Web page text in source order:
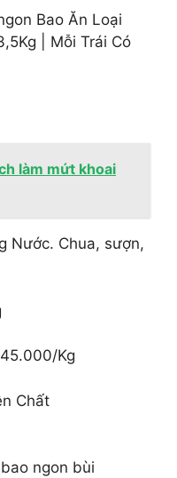
Bao Ăn Loại
| Mỗi Trái Có
làm mứt khoai
Nước. Chua, sượn,
Kg
Chất
ngon bùi